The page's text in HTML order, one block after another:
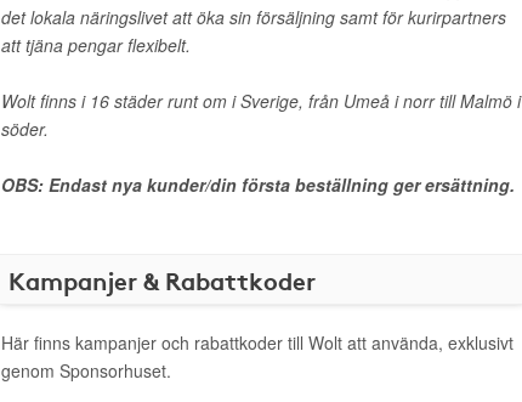
det lokala näringslivet att öka sin försäljning samt för kurirpartners
att tjäna pengar flexibelt.
Wolt finns i 16 städer runt om i Sverige, från Umeå i norr till Malmö i
söder.
OBS: Endast nya kunder/din första beställning ger ersättning.
Kampanjer & Rabattkoder
Här finns kampanjer och rabattkoder till Wolt att använda, exklusivt
genom Sponsorhuset.